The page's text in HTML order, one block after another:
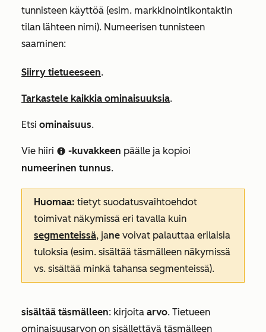
tunnisteen käyttöä (esim. markkinointikontaktin
tilan lähteen nimi). Numeerisen tunnisteen
saaminen:
Siirry tietueeseen.
Tarkastele kaikkia ominaisuuksia.
Etsi ominaisuus.
Vie hiiri infoCircleIcon -kuvakkeen päälle ja kopioi
numeerinen tunnus.
Huomaa: tietyt suodatusvaihtoehdot
toimivat näkymissä eri tavalla kuin
segmenteissä, jane voivat palauttaa erilaisia
tuloksia (esim. sisältää täsmälleen näkymissä
vs. sisältää minkä tahansa segmenteissä).
sisältää täsmälleen: kirjoita arvo. Tietueen
ominaisuusarvon on sisällettävä täsmälleen